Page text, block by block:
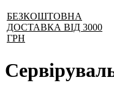
БЕЗКОШТОВНА
ДОСТАВКА ВІД 3000
ГРН